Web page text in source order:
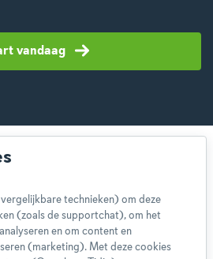
vandaag
Over ons
Team
technieken) om deze
(zoals de supportchat), om het
en om content en
(marketing). Met deze cookies